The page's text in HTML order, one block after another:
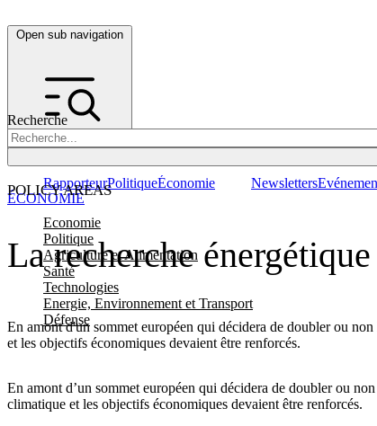
Open sub navigation
Recherche
POLICY AREAS
Economie
Politique
Agriculture et Alimentation
Santé
Technologies
Energie, Environnement et Transport
Défense
RapporteurPolitiqueÉconomie Newsletters
La recherche
En amont d'un sommet européen qui décidera de doubler ou
et les objectifs économiques devaient être renforcés.
ÉCONOMIE
En amont d’un sommet européen qui décidera de doubler ou
climatique et les objectifs économiques devaient être renforcés.